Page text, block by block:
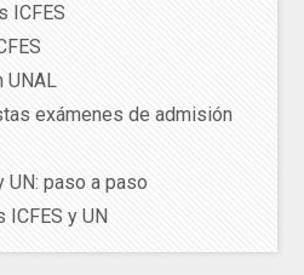
ICFES
UNAL
exámenes de admisión
UN: paso a paso
ICFES y UN